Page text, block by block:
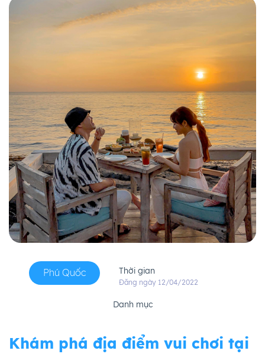
Phú Quốc Thời gian
Đăng ngày 12/04/2022
Danh mục
Khám phá địa điểm vui chơi tại